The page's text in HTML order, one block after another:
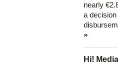
nearly
a
»
Hi!